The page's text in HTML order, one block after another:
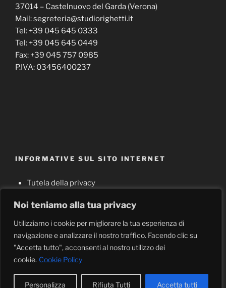
Noi teniamo alla tua privacy
Utilizziamo i cookie per migliorare la tua esperienza di
navigazione e analizzare il nostro traffico. Facendo clic su
"Accetta tutto", acconsenti al nostro utilizzo dei
cookie. Cookie Policy
Personalizza Rifiuta Tutti Accetta tutti
37014 – Castelnuovo del Garda (Verona)
Mail: segreteria@studiorighetti.it
Tel: +39 045 645 0333
Tel: +39 045 645 0449
Fax: +39 045 757 0985
P.IVA: 03456400237
INFORMATIVE SUL SITO INTERNET
Tutela della privacy
Cookie policy
Note legali
Proudly powered by WordPress